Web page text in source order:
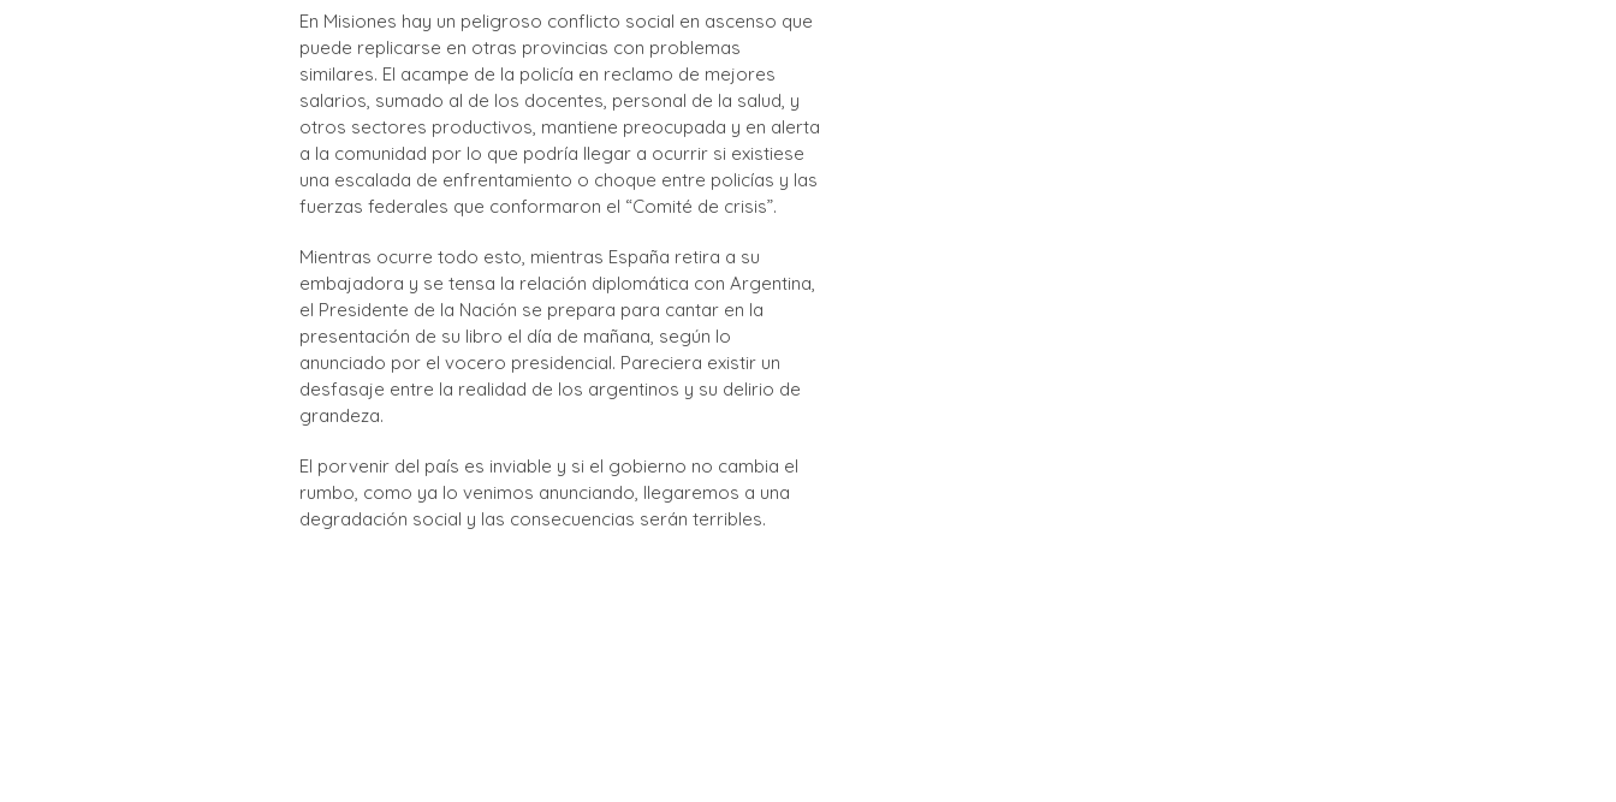
En Misiones hay un peligroso conflicto social en ascenso que
puede replicarse en otras provincias con problemas
similares. El acampe de la policía en reclamo de mejores
salarios, sumado al de los docentes, personal de la salud, y
otros sectores productivos, mantiene preocupada y en alerta
a la comunidad por lo que podría llegar a ocurrir si existiese
una escalada de enfrentamiento o choque entre policías y las
fuerzas federales que conformaron el “Comité de crisis”.
Mientras ocurre todo esto, mientras España retira a su
embajadora y se tensa la relación diplomática con Argentina,
el Presidente de la Nación se prepara para cantar en la
presentación de su libro el día de mañana, según lo
anunciado por el vocero presidencial. Pareciera existir un
desfasaje entre la realidad de los argentinos y su delirio de
grandeza.
El porvenir del país es inviable y si el gobierno no cambia el
rumbo, como ya lo venimos anunciando, llegaremos a una
degradación social y las consecuencias serán terribles.